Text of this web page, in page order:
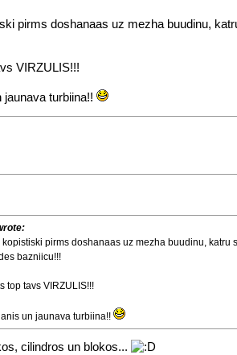
pirms doshanaas uz mezha buudinu,
VIRZULIS!!!
jaunava turbiina!!
pirms doshanaas uz mezha buudinu,
bazniicu!!!
top tavs VIRZULIS!!!
un jaunava turbiina!!
cilindros un blokos...